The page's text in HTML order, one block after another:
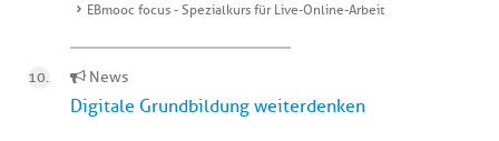
EBmooc focus - Spezialkurs für Live-Online-Arbeit
News
Digitale Grundbildung weiterdenken